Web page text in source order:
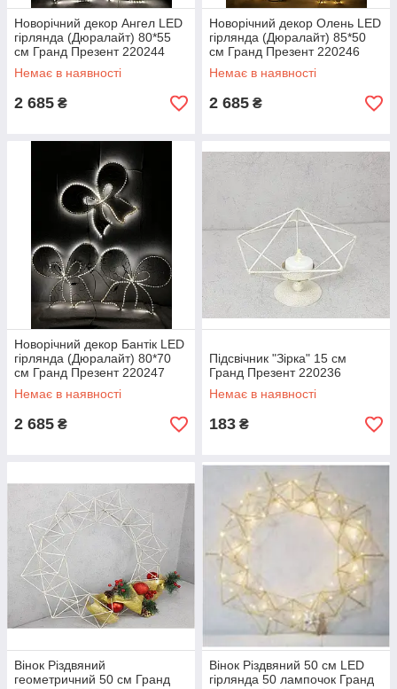
Новорічний декор Ангел LED
гірлянда (Дюралайт) 80*55
см Гранд Презент 220244
Немає в наявності
2 685 ₴
Новорічний декор Олень LED
гірлянда (Дюралайт) 85*50
см Гранд Презент 220246
Немає в наявності
2 685 ₴
Новорічний декор Бантік LED
гірлянда (Дюралайт) 80*70
см Гранд Презент 220247
Немає в наявності
2 685 ₴
Підсвічник "Зірка" 15 см
Гранд Презент 220236
Немає в наявності
183 ₴
Вінок Різдвяний
геометричний 50 см Гранд
Вінок Різдвяний 50 см LED
гірлянда 50 лампочок Гранд